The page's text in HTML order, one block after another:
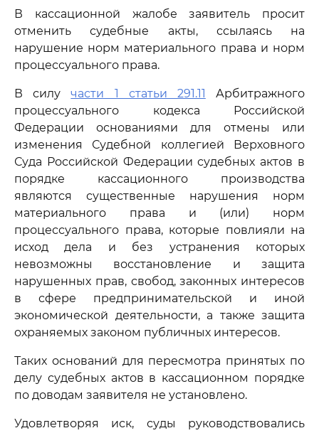
В кассационной жалобе заявитель просит
отменить судебные акты, ссылаясь на
нарушение норм материального права и норм
процессуального права.
В силучасти 1 статьи 291.11 Арбитражного
процессуального кодекса Российской
Федерации основаниями для отмены или
изменения Судебной коллегией Верховного
Суда Российской Федерации судебных актов в
порядке кассационного производства
являются существенные нарушения норм
материального права и (или) норм
процессуального права, которые повлияли на
исход дела и без устранения которых
невозможны восстановление и защита
нарушенных прав, свобод, законных интересов
в сфере предпринимательской и иной
экономической деятельности, а также защита
охраняемых законом публичных интересов.
Таких оснований для пересмотра принятых по
делу судебных актов в кассационном порядке
по доводам заявителя не установлено.
Удовлетворяя иск, суды руководствовались